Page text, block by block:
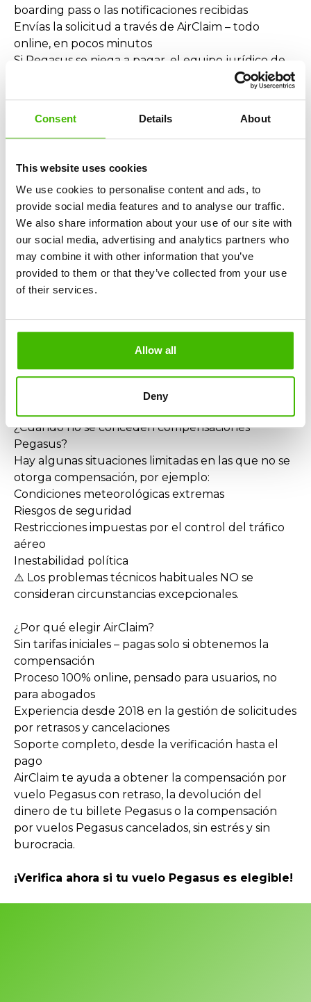
Consent Details About
This website uses cookies
We use cookies to personalise content and ads, to
provide social media features and to analyse our traffic.
We also share information about your use of our site with
our social media, advertising and analytics partners who
may combine it with other information that you’ve
provided to them or that they’ve collected from your use
of their services.
Allow all
Deny
boarding pass o las notificaciones recibidas
Envías la solicitud a través de AirClaim – todo
online, en pocos minutos
Si Pegasus se niega a pagar, el equipo jurídico de
AirClaim se encarga de todo, incluidos los pasos
legales. Tú no pagas nada por adelantado. No
¿Denegación de embarque o vuelo Pegasus
sobrevendido, tienes derecho legalmente a:
Reembolso íntegro del billete
Un vuelo alternativo
Compensaciones Pegasus de hasta 600€
¿Perdiste una conexión por un retraso de
Pegasus?
Compensación por todo el viaje
Reembolso de gastos adicionales (alojamiento,
¿Cuándo no se conceden compensaciones
Pegasus?
Hay algunas situaciones limitadas en las que no se
otorga compensación, por ejemplo:
Condiciones meteorológicas extremas
Riesgos de seguridad
Restricciones impuestas por el control del tráfico
aéreo
Inestabilidad política
⚠️ Los problemas técnicos habituales NO se
consideran circunstancias excepcionales.
¿Por qué elegir AirClaim?
Sin tarifas iniciales – pagas solo si obtenemos la
compensación
Proceso 100% online, pensado para usuarios, no
para abogados
Experiencia desde 2018 en la gestión de solicitudes
por retrasos y cancelaciones
Soporte completo, desde la verificación hasta el
pago
AirClaim te ayuda a obtener la compensación por
vuelo Pegasus con retraso, la devolución del
dinero de tu billete Pegasus o la compensación
por vuelos Pegasus cancelados, sin estrés y sin
burocracia.
¡Verifica ahora si tu vuelo Pegasus es elegible!